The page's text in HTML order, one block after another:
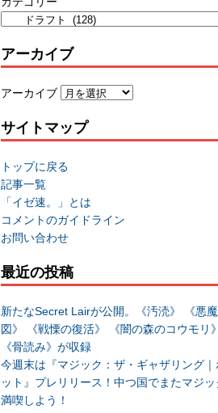
アーカイブ
アーカイブ
サイトマップ
トップに戻る
記事一覧
「イゼ速。」とは
コメントのガイドライン
お問い合わせ
最近の投稿
新たなSecret Lairが公開。《汚涜》 《悪
図》 《戦慄の復活》 《闇の森のコウモリ》
《骨読み》が収録
今週末は『マジック：ザ・ギャザリング｜
ット』プレリリース！中つ国でまたマジッ
満喫しよう！